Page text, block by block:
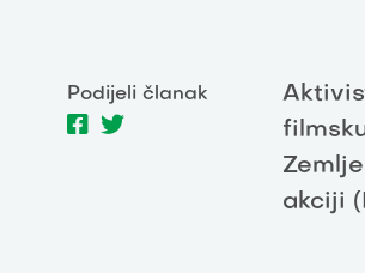
Podijeli članak
akciji